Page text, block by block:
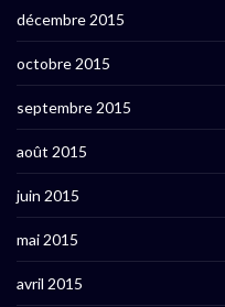
décembre 2015
octobre 2015
septembre 2015
août 2015
juin 2015
mai 2015
avril 2015